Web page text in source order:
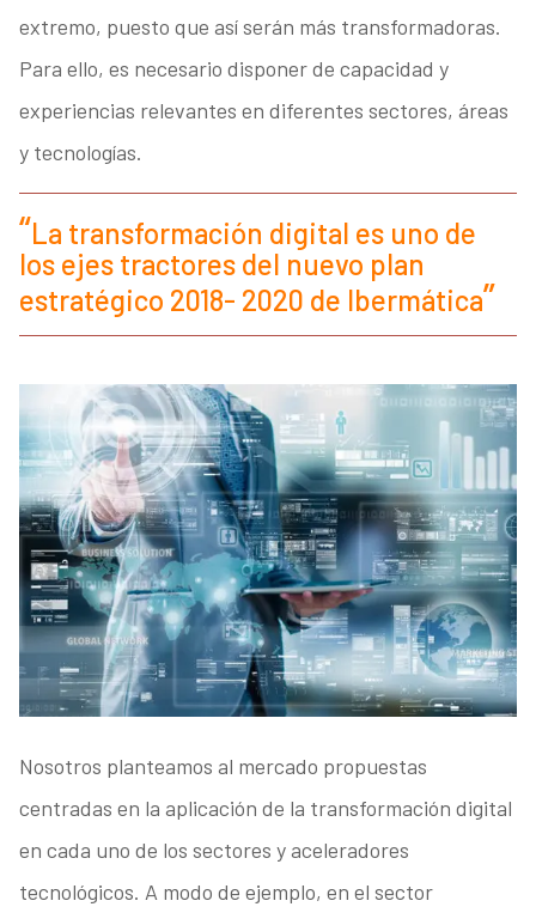
extremo, puesto que así serán más transformadoras.
Para ello, es necesario disponer de capacidad y
experiencias relevantes en diferentes sectores, áreas
y tecnologías.
La transformación digital es uno de
los ejes tractores del nuevo plan
estratégico 2018- 2020 de Ibermática
Nosotros planteamos al mercado propuestas
centradas en la aplicación de la transformación digital
en cada uno de los sectores y aceleradores
tecnológicos. A modo de ejemplo, en el sector